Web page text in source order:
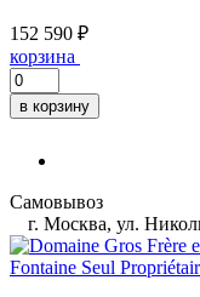
152 590 ₽
корзина
в корзину
Самовывоз
г. Москва, ул.